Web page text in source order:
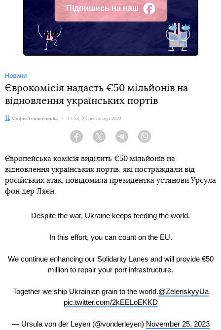
Підпишись на наш
Facebook
Новини
Єврокомісія надасть €50 мільйонів на
відновлення українських портів
Автор:
Софія Телішевська Дата:
17:53, 25 листопада 2023
Facebook Twitter Telegram
Європейська комісія виділить €50 мільйонів на
відновлення українських портів, які постраждали від
російських атак, повідомила президентка установи Урсула
фон дер Ляєн.
Despite the war, Ukraine keeps feeding the world.
In this effort, you can count on the EU.
We continue enhancing our Solidarity Lanes and will provide €50
million to repair your port infrastructure.
Together we ship Ukrainian grain to the world.@ZelenskyyUa
pic.twitter.com/2kEELoEKKD
— Ursula von der Leyen (@vonderleyen) November 25, 2023